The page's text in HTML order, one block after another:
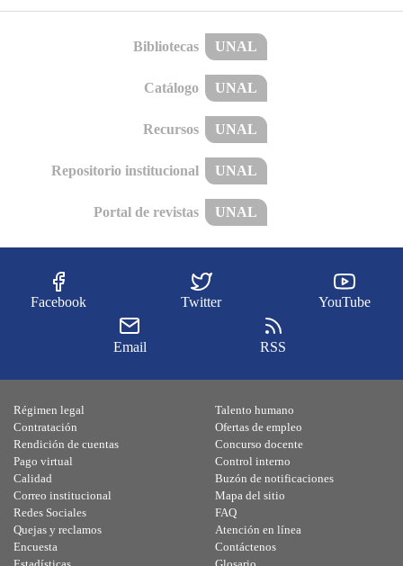
Bibliotecas UNAL
Catálogo UNAL
Recursos UNAL
Repositorio institucional UNAL
Portal de revistas UNAL
Facebook Twitter YouTube
Email RSS
Régimen legal
Contratación
Rendición de cuentas
Pago virtual
Calidad
Talento humano
Ofertas de empleo
Concurso docente
Control interno
Buzón de notificaciones
Correo institucional
Redes Sociales
Quejas y reclamos
Encuesta
Mapa del sitio
FAQ
Atención en línea
Contáctenos